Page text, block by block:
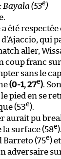
Bayala (53e)
été
qui
aller,
coup franc
sans le
(0-1, 27e).
pied en se
(53e).
aurait pu
la surface (58e
Barreto (75e)
adversaire